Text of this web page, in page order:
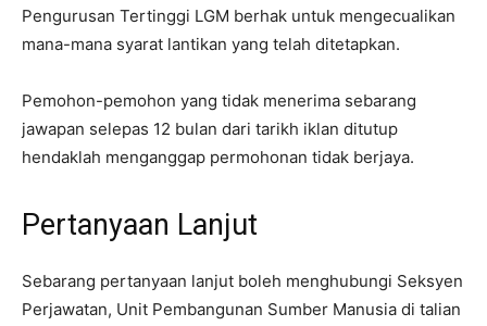
Pengurusan Tertinggi LGM berhak untuk mengecualikan
mana-mana syarat lantikan yang telah ditetapkan.
Pemohon-pemohon yang tidak menerima sebarang
jawapan selepas 12 bulan dari tarikh iklan ditutup
hendaklah menganggap permohonan tidak berjaya.
Pertanyaan Lanjut
Sebarang pertanyaan lanjut boleh menghubungi Seksyen
Perjawatan, Unit Pembangunan Sumber Manusia di talian